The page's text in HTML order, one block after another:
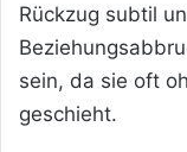
Rückzug subtil
sein, da sie oft
geschieht.